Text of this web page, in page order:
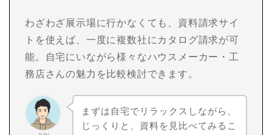
わざわざ展示場に行かなくても、資料請求サイ
トを使えば、一度に複数社にカタログ請求が可
能。自宅にいながら様々なハウスメーカー・工
務店さんの魅力を比較検討できます。
まずは自宅でリラックスしながら、
じっくりと、資料を見比べてみるこ